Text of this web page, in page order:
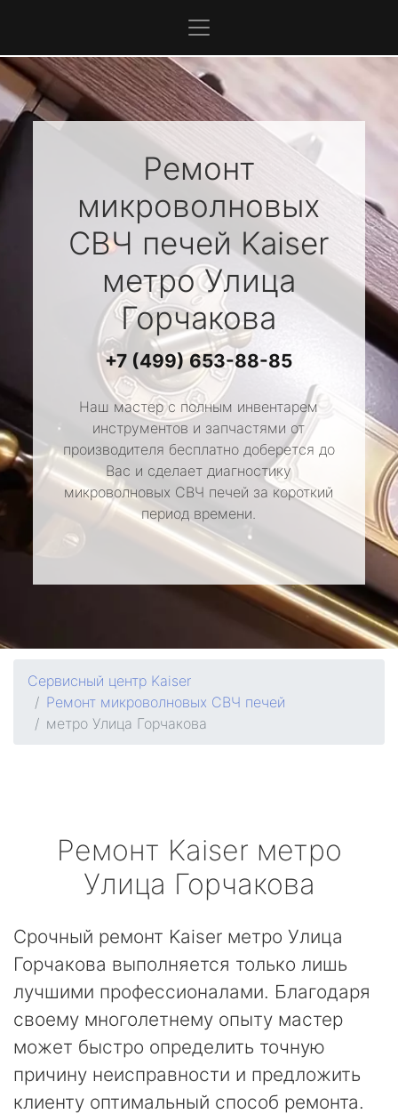
Ремонт
микроволновых
СВЧ печей Kaiser
метро Улица
Горчакова
+7 (499) 653-88-85
Наш мастер с полным инвентарем
инструментов и запчастями от
производителя бесплатно доберется до
Вас и сделает диагностику
микроволновых СВЧ печей за короткий
период времени.
Сервисный центр Kaiser
Ремонт микроволновых СВЧ печей
метро Улица Горчакова
Ремонт Kaiser метро
Улица Горчакова
Срочный ремонт Kaiser метро Улица
Горчакова выполняется только лишь
лучшими профессионалами. Благодаря
своему многолетнему опыту мастер
может быстро определить точную
причину неисправности и предложить
клиенту оптимальный способ ремонта.